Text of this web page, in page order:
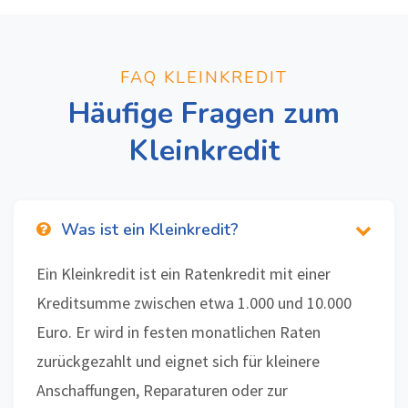
FAQ KLEINKREDIT
Häufige Fragen zum
Kleinkredit
Was ist ein Kleinkredit?
Ein Kleinkredit ist ein Ratenkredit mit einer
Kreditsumme zwischen etwa 1.000 und 10.000
Euro. Er wird in festen monatlichen Raten
zurückgezahlt und eignet sich für kleinere
Anschaffungen, Reparaturen oder zur